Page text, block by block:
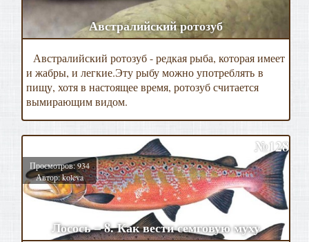
Австралийский ротозуб
Австралийский ротозуб - редкая рыба, которая имеет
и жабры, и легкие.Эту рыбу можно употреблять в
пищу, хотя в настоящее время, ротозуб считается
вымирающим видом.
№128
Просмотров: 934
Автор: koleva
Лосось – 8. Как вести семговую муху